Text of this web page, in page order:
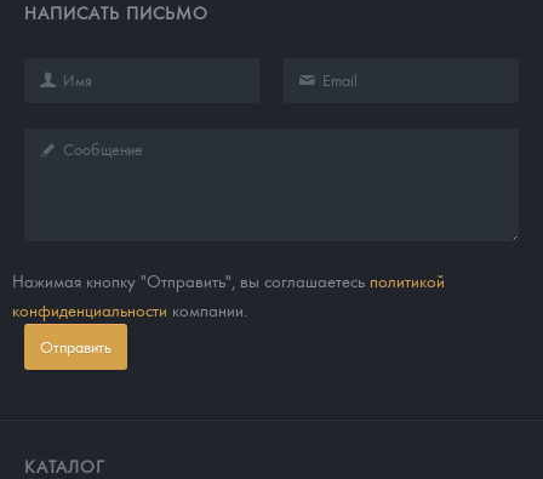
НАПИСАТЬ ПИСЬМО
Нажимая кнопку "Отправить", вы соглашаетесь политикой
конфиденциальности компании.
Отправить
КАТАЛОГ